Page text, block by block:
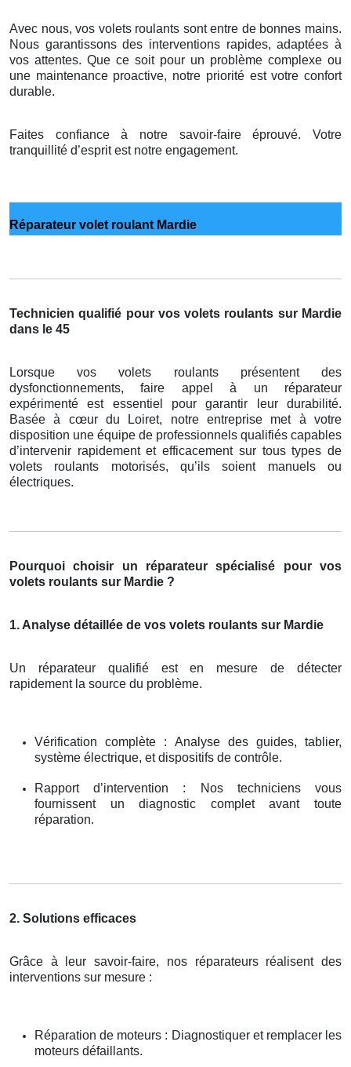
Avec nous, vos volets roulants sont entre de bonnes mains.
Nous garantissons des interventions rapides, adaptées à
vos attentes. Que ce soit pour un problème complexe ou
une maintenance proactive, notre priorité est votre confort
durable.
Faites confiance à notre savoir-faire éprouvé. Votre
tranquillité d’esprit est notre engagement.
Réparateur volet roulant Mardie
Technicien qualifié pour vos volets roulants sur Mardie
dans le 45
Lorsque vos volets roulants présentent des
dysfonctionnements, faire appel à un réparateur
expérimenté est essentiel pour garantir leur durabilité.
Basée à cœur du Loiret, notre entreprise met à votre
disposition une équipe de professionnels qualifiés capables
d’intervenir rapidement et efficacement sur tous types de
volets roulants motorisés, qu’ils soient manuels ou
électriques.
Pourquoi choisir un réparateur spécialisé pour vos
volets roulants sur Mardie ?
1. Analyse détaillée de vos volets roulants sur Mardie
Un réparateur qualifié est en mesure de détecter
rapidement la source du problème.
Vérification complète : Analyse des guides, tablier,
système électrique, et dispositifs de contrôle.
Rapport d’intervention : Nos techniciens vous
fournissent un diagnostic complet avant toute
réparation.
2. Solutions efficaces
Grâce à leur savoir-faire, nos réparateurs réalisent des
interventions sur mesure :
Réparation de moteurs : Diagnostiquer et remplacer les
moteurs défaillants.